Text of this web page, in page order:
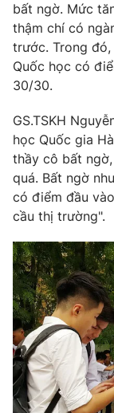
Phim VTV
Hậu trường
Nhân vật
Khán giả
Giải sao mai
Giải trí
Điện ảnh
Âm nhạc
Sao
Đời sống
Làm đẹp
Chất lượng
Giáo dục
Tuyển sinh
Học trực tuyến
Công nghệ
Hitech Công
Thị trường
Tư vấn
Giao lưu trực
Lịch phát sóng
Chuyên mục khác
Emagazine
Photo
bất ngờ. Mức
thậm chí có
trước. Trong
Quốc học có
30/30.
GS.TSKH
học Quốc gia
thầy cô bất
quá. Bất ngờ
có điểm đầu
cầu thị trường".